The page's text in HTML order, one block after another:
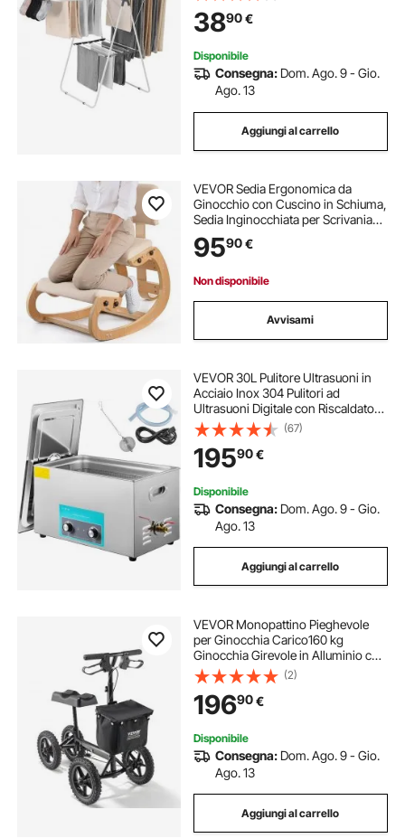
Regolabile in Altezza, Gruccia
Indipendente e Salvaspazio, Bianco
3890€
Disponibile
Consegna: Dom. Ago. 9 - Gio.
Ago. 13
Aggiungi al carrello
VEVOR Sedia Ergonomica da
Ginocchio con Cuscino in Schiuma,
Sedia Inginocchiata per Scrivania
Struttura Schienale in Legno,
Sgabello Regolabile per Sollievo di
Lavoro
9590€
Non disponibile
Avvisami
VEVOR 30L Pulitore Ultrasuoni in
Acciaio Inox 304 Pulitori ad
Ultrasuoni Digitale con Riscaldatore
Timer Macchina per la Pulizia di
Disinfettanti per Carburatori Parti in
Ottone Gioielli Dentali
(67)
19590€
Disponibile
Consegna: Dom. Ago. 9 - Gio.
Ago. 13
Aggiungi al carrello
VEVOR Monopattino Pieghevole
per Ginocchia Carico160 kg
Ginocchia Girevole in Alluminio con
Manubrio, Regolabili Altezza, Ruote
30,48 cm per Tutti Terreni, per
Lesioni alla Caviglia Rotta e al Piede
(2)
19690€
Disponibile
Consegna: Dom. Ago. 9 - Gio.
Ago. 13
Aggiungi al carrello